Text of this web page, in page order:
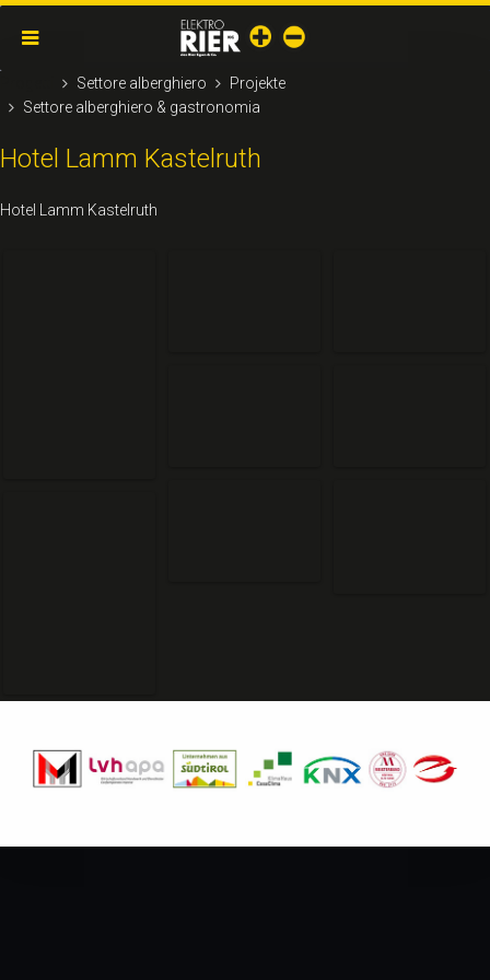
Settore alberghiero
Projekte
Settore alberghiero & gastronomia
Hotel Lamm Kastelruth
Hotel Lamm Kastelruth